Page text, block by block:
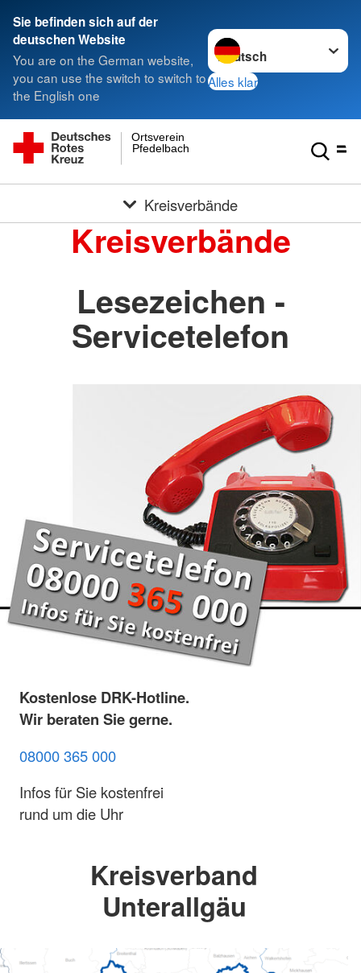
Sie befinden sich auf der
deutschen Website
You are on the German website,
you can use the switch to switch to
the English one
Sprache wechseln zu
Alles klar
Pfedelbach
Ortsverein
Kreisverbände
Kreisverbände
Lesezeichen -
Servicetelefon
Kostenlose DRK-Hotline.
Wir beraten Sie gerne.
08000 365 000
Infos für Sie kostenfrei
rund um die Uhr
Kreisverband
Unterallgäu